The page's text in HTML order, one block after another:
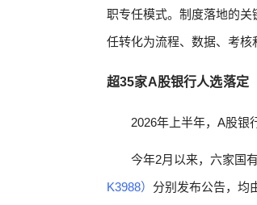
职专任模式。制度落地的
任转化为流程、数据、考核
超35家A股银行人选落定
2026年上半年，A股银
今年2月以来，六家国
K3988） 分别发布公告，均